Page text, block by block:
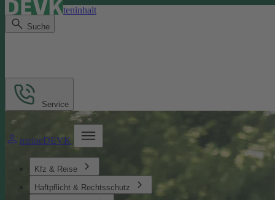
Direkt zum Seiteninhalt
Suche
meineDEVK
Kfz & Reise
Haftpflicht & Rechtsschutz
Service